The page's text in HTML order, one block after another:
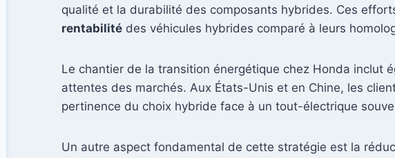
qualité et la durabilité des composants hybrides. Ces
rentabilité des véhicules hybrides comparé à leurs
Le chantier de la transition énergétique chez Honda inclut
attentes des marchés. Aux États-Unis et en Chine, les
pertinence du choix hybride face à un tout-électrique
Un autre aspect fondamental de cette stratégie est la